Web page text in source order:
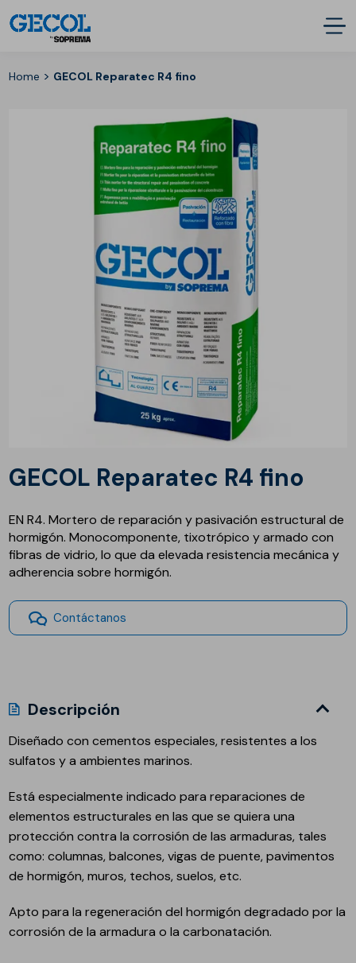
Home > GECOL Reparatec R4 fino
GECOL Reparatec R4 fino
EN R4. Mortero de reparación y pasivación estructural de
hormigón. Monocomponente, tixotrópico y armado con
fibras de vidrio, lo que da elevada resistencia mecánica y
adherencia sobre hormigón.
Contáctanos
Descripción
Diseñado con cementos especiales, resistentes a los
sulfatos y a ambientes marinos.
Está especialmente indicado para reparaciones de
elementos estructurales en las que se quiera una
protección contra la corrosión de las armaduras, tales
como: columnas, balcones, vigas de puente, pavimentos
de hormigón, muros, techos, suelos, etc.
Apto para la regeneración del hormigón degradado por la
corrosión de la armadura o la carbonatación.